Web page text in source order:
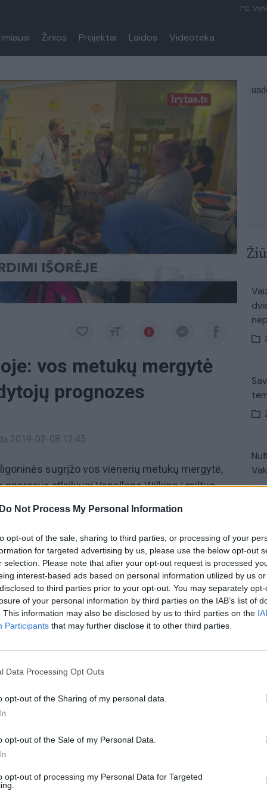
Do Not Process My Personal Information
opt-out of the sale, sharing to third parties, or processing of your
for targeted advertising by us, please use the below opt-out
selection. Please note that after your opt-out request is processed
interest-based ads based on personal information utilized by us
to third parties prior to your opt-out. You may separately
of your personal information by third parties on the IAB’s list of
This information may also be disclosed by us to third parties on the
Participants that may further disclose it to other third parties.
Data Processing Opt Outs
opt-out of the Sharing of my personal data.
opt-out of the Sale of my Personal Data.
opt-out of processing my Personal Data for Targeted
1°C,
Žinios Projektai Laidos Videoteka
vos metukų mergytė
prognozes
2019-02-08 12:45
sugrįžo vos vienerių metukų mergytė,
atlaikiusi Vanellope Wilkins į miltus
jos likimo – gydytojai sėkmingai įdėjo širdį
Jungtinėje Karalystėje, išgyvenusi tokią
Reporteris Širdies operacija tik Lrytas.TV
už
K. Prunskienė išlydėta į paskutinę kelionę:
užfiksavo ceremonijos vaizdus iš arti
vidutiniškai uždirba ir kaip išsilaiko šalies